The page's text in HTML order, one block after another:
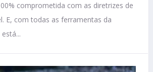
comprometida com as diretrizes de
E, com todas as ferramentas da